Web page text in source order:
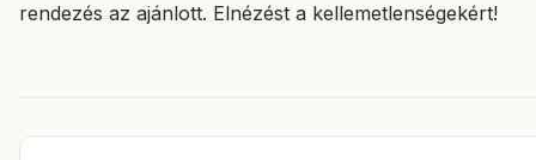
rendezés az ajánlott. Elnézést a kellemetlenségekért!